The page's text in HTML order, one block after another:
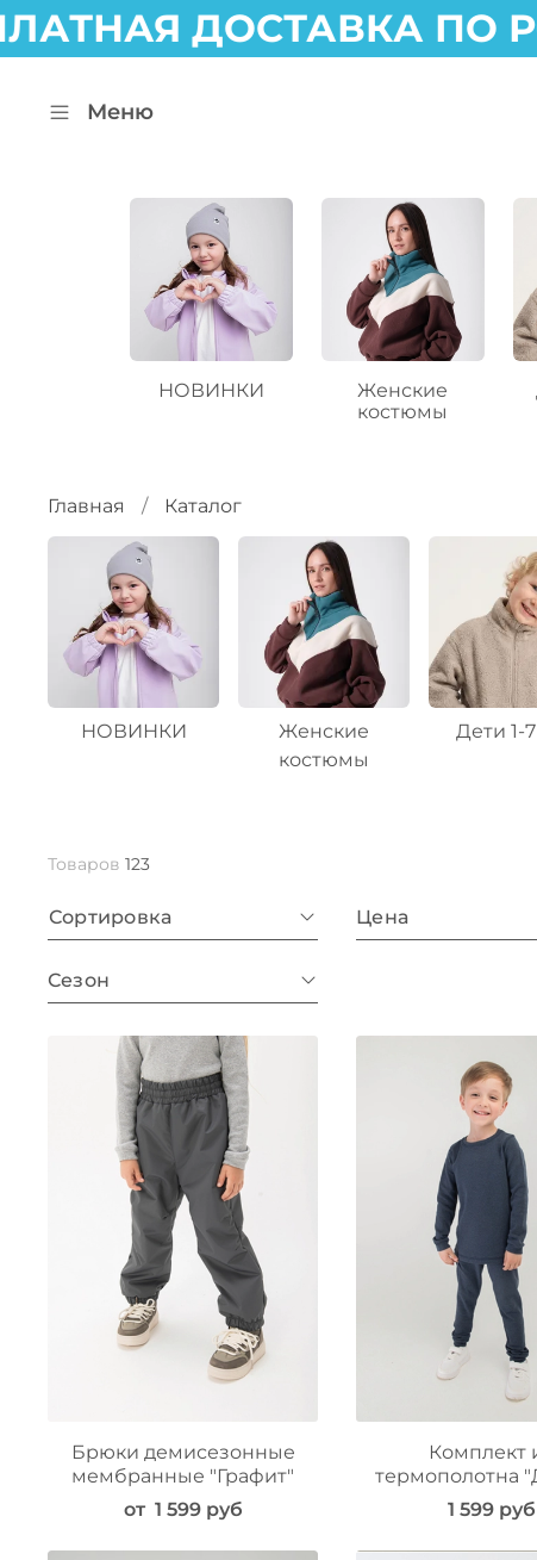
ДОСТАВКА ПО
Меню
НОВИНКИ
Женские
костюмы
Главная Каталог
НОВИНКИ
Женские
костюмы
Дети 1-
Товаров 123
Сортировка Цена
Сезон
Брюки демисезонные
мембранные "Графит"
от 1 599 руб
Комплект
термополотна
1 599 руб